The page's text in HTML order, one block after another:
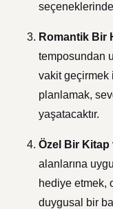
Romantik Bir
temposundan
vakit geçirmek
planlamak,
yaşatacaktır.
Özel Bir Kitap
alanlarına
hediye etmek,
duygusal bir